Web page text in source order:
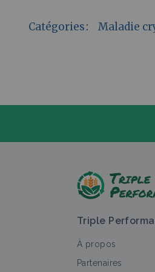
Catégories: Maladie
Triple
À propos
Partenaires